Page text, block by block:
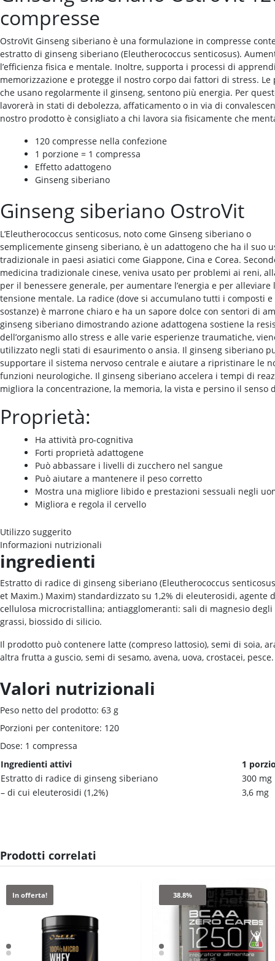
compresse
OstroVit Ginseng siberiano è una formulazione in compresse
estratto di ginseng siberiano (Eleutherococcus senticosus).
l’efficienza fisica e mentale. Inoltre, supporta i processi di
memorizzazione e protegge il nostro corpo dai fattori di stress. Le
che usano regolarmente il ginseng, sentono più energia. Per
lavorerà in stati di debolezza, affaticamento o in via di
nostro prodotto è consigliato a chi lavora sia fisicamente che
120 compresse nella confezione
1 porzione = 1 compressa
Effetto adattogeno
Ginseng siberiano
Ginseng siberiano OstroVit
L’Eleutherococcus senticosus, noto come Ginseng siberiano o
semplicemente ginseng siberiano, è un adattogeno che ha il suo
tradizionale in paesi asiatici come Giappone, Cina e Corea.
medicina tradizionale cinese, veniva usato per problemi ai reni,
per il benessere generale, per aumentare l’energia e per alleviare
tensione mentale. La radice (dove si accumulano tutti i composti e
sostanze) è marrone chiaro e ha un sapore dolce con sentori di
ginseng siberiano dimostrando azione adattogena sostiene la
dell’organismo allo stress e alle varie esperienze traumatiche,
utilizzato negli stati di esaurimento o ansia. Il ginseng siberiano
supportare il sistema nervoso centrale e aiutare a ripristinare le
funzioni neurologiche. Il ginseng siberiano accelera i tempi di
migliora la concentrazione, la memoria, la vista e persino il senso
Proprietà:
Ha attività pro-cognitiva
Forti proprietà adattogene
Può abbassare i livelli di zucchero nel sangue
Può aiutare a mantenere il peso corretto
Mostra una migliore libido e prestazioni sessuali negli
Migliora e regola il cervello
Utilizzo suggerito
Informazioni nutrizionali
ingredienti
Estratto di radice di ginseng siberiano (Eleutherococcus
et Maxim.) Maxim) standardizzato su 1,2% di eleuterosidi, agente
cellulosa microcristallina; antiagglomeranti: sali di magnesio degli
grassi, biossido di silicio.
Il prodotto può contenere latte (compreso lattosio), semi di soia,
altra frutta a guscio, semi di sesamo, avena, uova, crostacei, pesce.
Valori nutrizionali
Peso netto del prodotto: 63 g
Porzioni per contenitore: 120
Dose: 1 compressa
Ingredienti attivi
1
Estratto di radice di ginseng siberiano
300 mg
– di cui eleuterosidi (1,2%)
3,6 mg
Prodotti correlati
In offerta! 38.8%